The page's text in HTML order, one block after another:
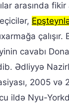
arasında fikir
cavabı
Ədliyyə
2005 və
ildə Nyu-